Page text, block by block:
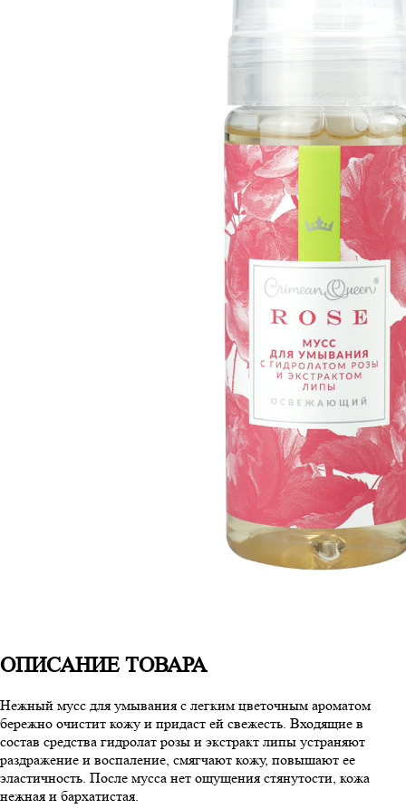
ОПИСАНИЕ ТОВАРА
Нежный мусс для умывания с легким цветочным ароматом
бережно очистит кожу и придаст ей свежесть. Входящие в
состав средства гидролат розы и экстракт липы устраняют
раздражение и воспаление, смягчают кожу, повышают ее
эластичность. После мусса нет ощущения стянутости, кожа
нежная и бархатистая.